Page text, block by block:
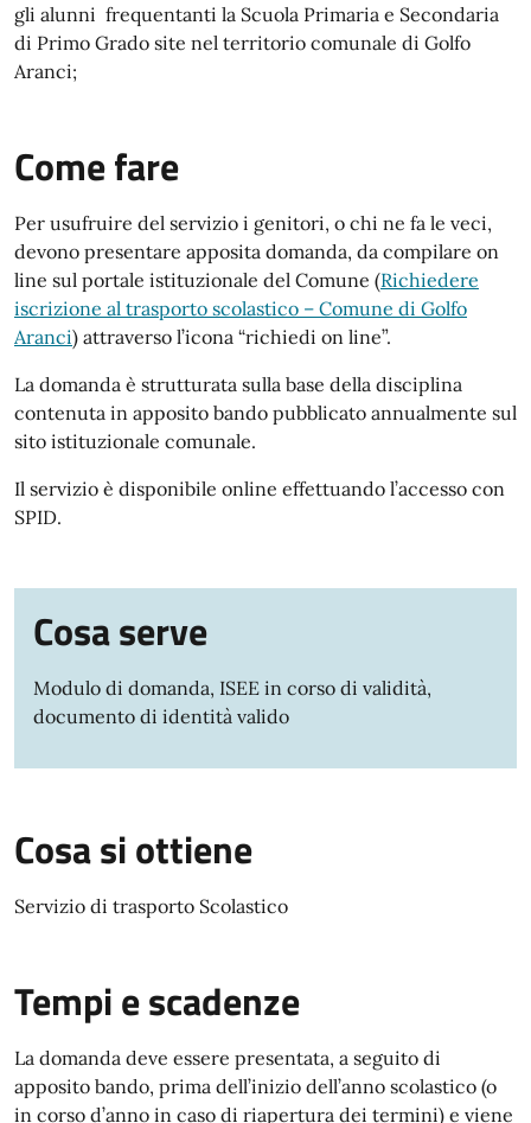
gli alunni frequentanti la Scuola Primaria e Secondaria
di Primo Grado site nel territorio comunale di Golfo
Aranci;
Come fare
Per usufruire del servizio i genitori, o chi ne fa le veci,
devono presentare apposita domanda, da compilare on
line sul portale istituzionale del Comune (Richiedere
iscrizione al trasporto scolastico – Comune di Golfo
Aranci) attraverso l’icona “richiedi on line”.
La domanda è strutturata sulla base della disciplina
contenuta in apposito bando pubblicato annualmente sul
sito istituzionale comunale.
Il servizio è disponibile online effettuando l’accesso con
SPID.
Cosa serve
Modulo di domanda, ISEE in corso di validità,
documento di identità valido
Cosa si ottiene
Servizio di trasporto Scolastico
Tempi e scadenze
La domanda deve essere presentata, a seguito di
apposito bando, prima dell’inizio dell’anno scolastico (o
in corso d’anno in caso di riapertura dei termini) e viene